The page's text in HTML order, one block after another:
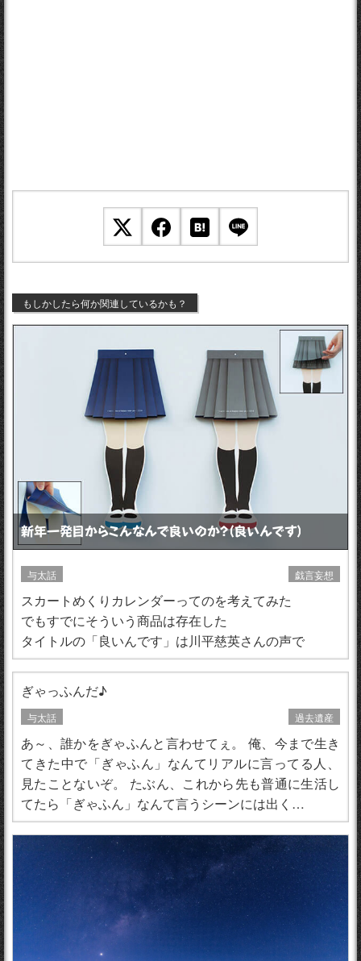
もしかしたら何か関連しているかも？
新年一発目からこんなんで良いのか？（良いんです）
与太話 戯言妄想
スカートめくりカレンダーってのを考えてみた
でもすでにそういう商品は存在した
タイトルの「良いんです」は川平慈英さんの声で
ぎゃっふんだ♪
与太話 過去遺産
あ～、誰かをぎゃふんと言わせてぇ。 俺、今まで生き
てきた中で「ぎゃふん」なんてリアルに言ってる人、
見たことないぞ。 たぶん、これから先も普通に生活し
てたら「ぎゃふん」なんて言うシーンには出く…